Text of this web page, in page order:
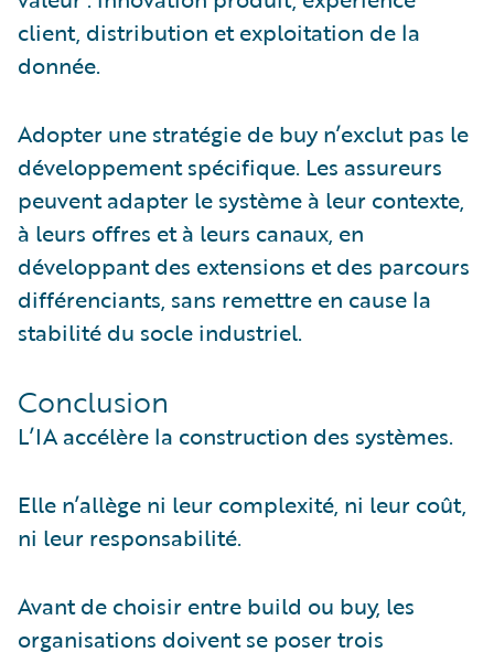
client, distribution et exploitation de la
donnée.
Adopter une stratégie de buy n’exclut pas le
développement spécifique. Les assureurs
peuvent adapter le système à leur contexte,
à leurs offres et à leurs canaux, en
développant des extensions et des parcours
différenciants, sans remettre en cause la
stabilité du socle industriel.
Conclusion
L’IA accélère la construction des systèmes.
Elle n’allège ni leur complexité, ni leur coût,
ni leur responsabilité.
Avant de choisir entre build ou buy, les
organisations doivent se poser trois